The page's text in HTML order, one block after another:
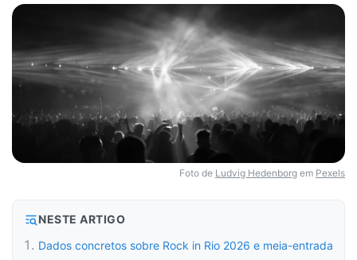
Foto de Ludvig Hedenborg em Pexels
NESTE ARTIGO
Dados concretos sobre Rock in Rio 2026 e meia-entrada